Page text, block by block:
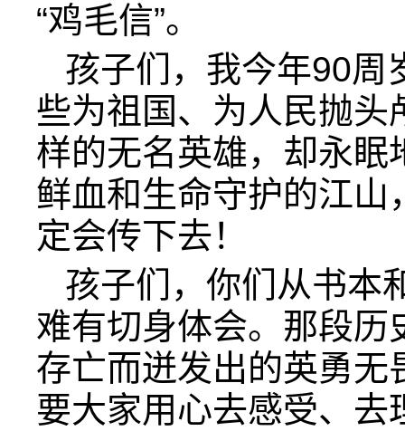
“鸡毛信”。
孩子们，我今年90周
些为祖国、为人民抛头
样的无名英雄，却永眠
鲜血和生命守护的江山
定会传下去！
孩子们，你们从书本
难有切身体会。那段历
存亡而迸发出的英勇无
要大家用心去感受、